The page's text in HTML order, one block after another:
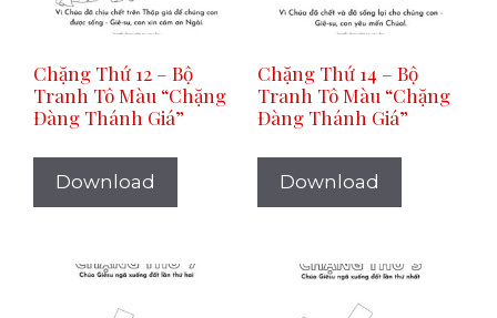
Chặng Thứ 12 – Bộ
Tranh Tô Màu “Chặng
Đàng Thánh Giá”
Download
Chặng Thứ 14 – Bộ
Tranh Tô Màu “Chặng
Đàng Thánh Giá”
Download